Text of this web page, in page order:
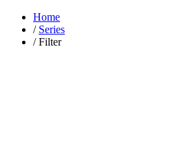
Home
/ Series
/ Filter